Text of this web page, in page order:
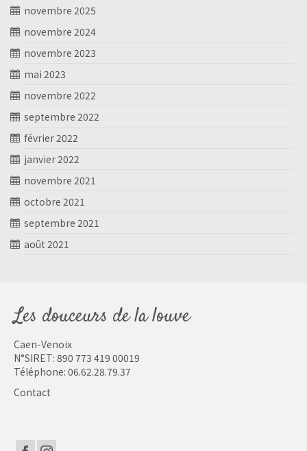
novembre 2025
novembre 2024
novembre 2023
mai 2023
novembre 2022
septembre 2022
février 2022
janvier 2022
novembre 2021
octobre 2021
septembre 2021
août 2021
Les douceurs de la louve
Caen-Venoix
N°SIRET: 890 773 419 00019
Téléphone: 06.62.28.79.37
Contact